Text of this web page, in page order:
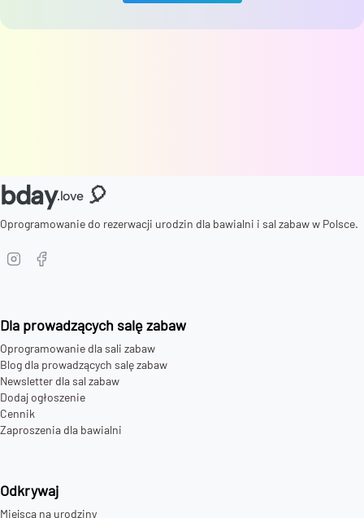
bday.love 🎈
Oprogramowanie do rezerwacji urodzin dla bawialni i sal zabaw w Polsce.
Dla prowadzących salę zabaw
Oprogramowanie dla sali zabaw
Blog dla prowadzących salę zabaw
Newsletter dla sal zabaw
Dodaj ogłoszenie
Cennik
Zaproszenia dla bawialni
Odkrywaj
Miejsca na urodziny